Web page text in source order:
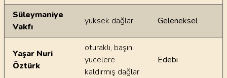
Süleymaniye
Vakfı
yüksek dağlar Geleneksel
Yaşar Nuri
Öztürk
oturaklı, başını
yücelere
kaldırmış dağlar
Edebi